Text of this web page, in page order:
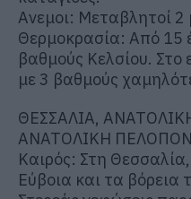
Ανεμοι: Μεταβλητοί
Θερμοκρασία: Από 15
βαθμούς Κελσίου. Στο
με 3 βαθμούς
ΘΕΣΣΑΛΙΑ,
ΑΝΑΤΟΛΙΚΗ
Καιρός: Στη
Εύβοια και τα βόρεια